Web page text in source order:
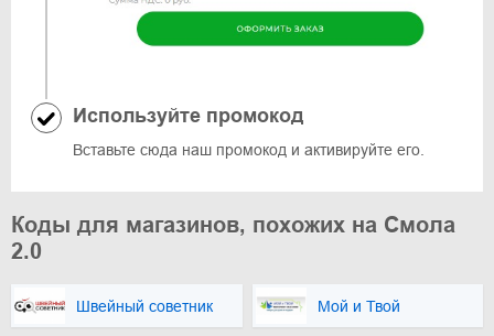
Используйте промокод
Вставьте сюда наш промокод и активируйте его.
Коды для магазинов, похожих на Смола
2.0
Швейный советник Мой и Твой